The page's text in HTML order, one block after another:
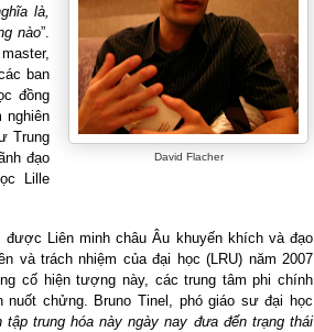
David Flacher
là,
nào”.
ban
đồng
nghiên
Trung
đạo
Lille
được Liên minh châu Âu khuyến khích và đạo
và trách nhiệm của đại học (LRU) năm 2007
cố hiện tượng này, các trung tâm phi chính
chửng. Bruno Tinel, phó giáo sư đại học
tập trung hóa này ngày nay đưa đến trạng thái